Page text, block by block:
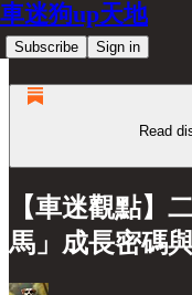
車迷狗up天地
Subscribe Sign in
Read
【車迷觀點】
馬」成長密碼